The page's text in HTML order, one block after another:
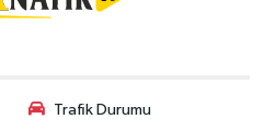
Trafik Durumu